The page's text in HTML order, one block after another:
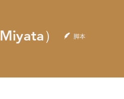
） 脚本